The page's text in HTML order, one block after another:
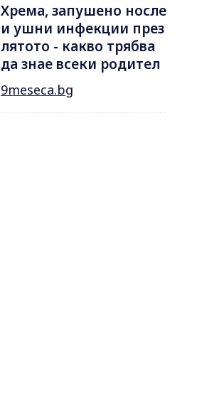
Хрема, запушено носле
и ушни инфекции през
лятотo - какво трябва
да знае всеки родител
9meseca.bg